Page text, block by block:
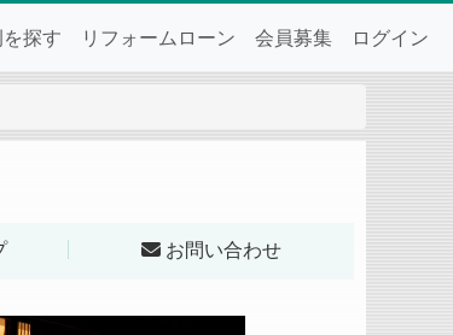
探す リフォームローン 会員募集 ログイン
お問い合わせ